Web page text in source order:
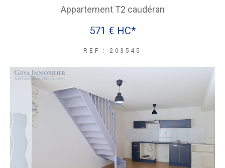
Appartement T2 caudéran
571 € HC*
REF : 203545